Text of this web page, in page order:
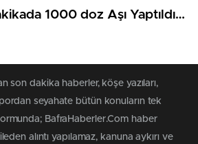
1000 doz Aşı Yaptıldı…
son dakika haberler, köşe yazıları,
seyahate bütün konuların tek
BafraHaberler.Com haber
alıntı yapılamaz, kanuna aykırı ve